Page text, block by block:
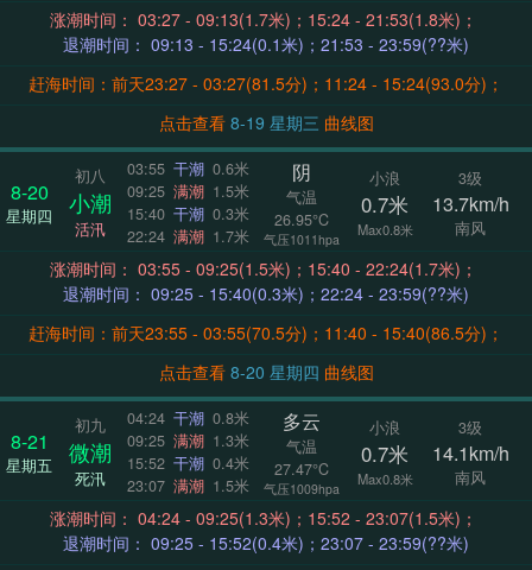
涨潮时间： 03:27 - 09:13(1.7米)；15:24 - 21:53(1.8米)；
退潮时间： 09:13 - 15:24(0.1米)；21:53 - 23:59(??米)
赶海时间：前天23:27 - 03:27(81.5分)；11:24 - 15:24(93.0分)；
点击查看
8-19 星期三 曲线图
8-20
星期四
初八
小潮
活汛
03:55 干潮 0.6米
09:25 满潮 1.5米
15:40 干潮 0.3米
22:24 满潮 1.7米
阴
气温
26.95°C
气压1011hpa
小浪
0.7米
Max0.8米
3级
13.7km/h
南风
涨潮时间： 03:55 - 09:25(1.5米)；15:40 - 22:24(1.7米)；
退潮时间： 09:25 - 15:40(0.3米)；22:24 - 23:59(??米)
赶海时间：前天23:55 - 03:55(70.5分)；11:40 - 15:40(86.5分)；
点击查看
8-20 星期四 曲线图
8-21
星期五
初九
微潮
死汛
04:24 干潮 0.8米
09:25 满潮 1.3米
15:52 干潮 0.4米
23:07 满潮 1.5米
多云
气温
27.47°C
气压1009hpa
小浪
0.7米
Max0.8米
3级
14.1km/h
南风
涨潮时间： 04:24 - 09:25(1.3米)；15:52 - 23:07(1.5米)；
退潮时间： 09:25 - 15:52(0.4米)；23:07 - 23:59(??米)